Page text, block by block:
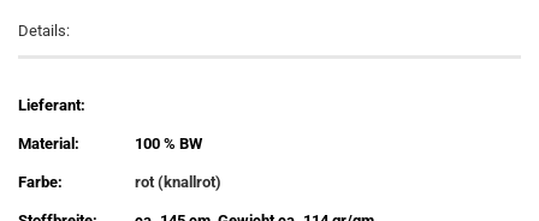
Details:
Lieferant:
Material: 100 % BW
Farbe: rot (knallrot)